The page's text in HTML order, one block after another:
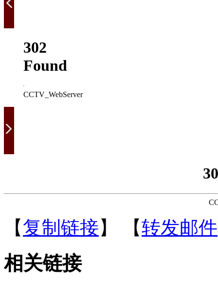
302
Found
CCTV_WebServer
【复制链接】 【转发邮件
相关链接